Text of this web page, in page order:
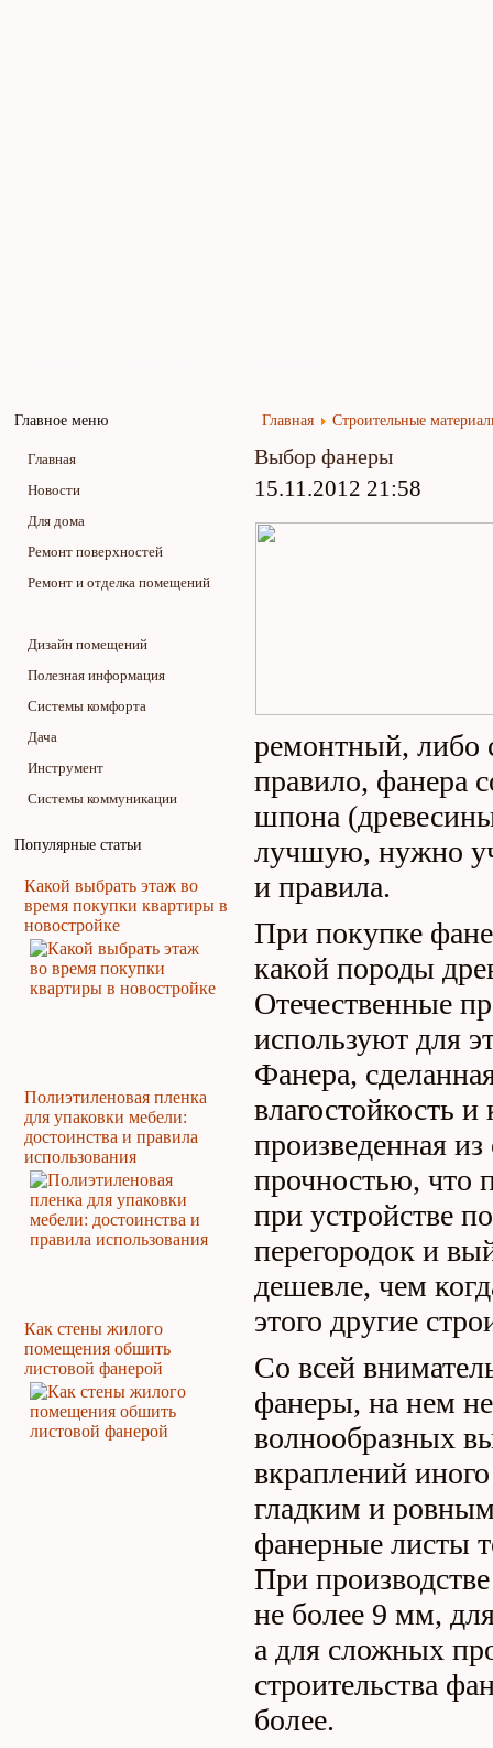
Главное меню
Главная
Новости
Для дома
Ремонт поверхностей
Ремонт и отделка помещений
Дизайн помещений
Полезная информация
Системы комфорта
Дача
Инструмент
Системы коммуникации
Популярные статьи
Какой выбрать этаж во
время покупки квартиры в
новостройке
Полиэтиленовая пленка
для упаковки мебели:
достоинства и правила
использования
Как стены жилого
помещения обшить
листовой фанерой
Главная Строительные
Выбор фанеры
15.11.2012 21:58
ремонтный, либо
правило, фанера
шпона
лучшую, нужно
и правила.
При покупке
какой породы
Отечественные
используют для
Фанера,
влагостойкость
произведенная
прочностью, что
при устройстве
перегородок и
дешевле, чем
этого другие
Со всей
фанеры, на нем
волнообразных
вкраплений
гладким и
фанерные листы
При
не более 9 мм,
а для сложных
строительства
более.